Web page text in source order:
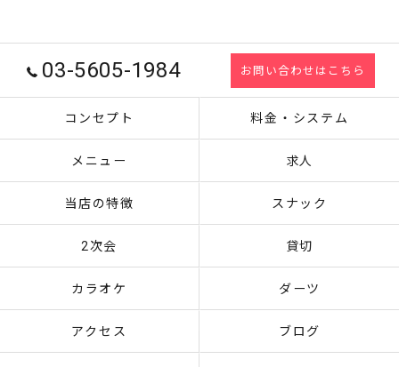
03-5605-1984 お問い合わせはこちら
コンセプト 料金・システム
メニュー 求人
当店の特徴 スナック
2次会 貸切
カラオケ ダーツ
アクセス ブログ